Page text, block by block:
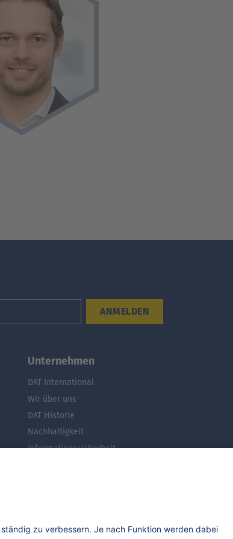
ANMELDEN
Unternehmen
DAT International
Wir über uns
DAT Historie
Nachhaltigkeit
Informationssicherheit